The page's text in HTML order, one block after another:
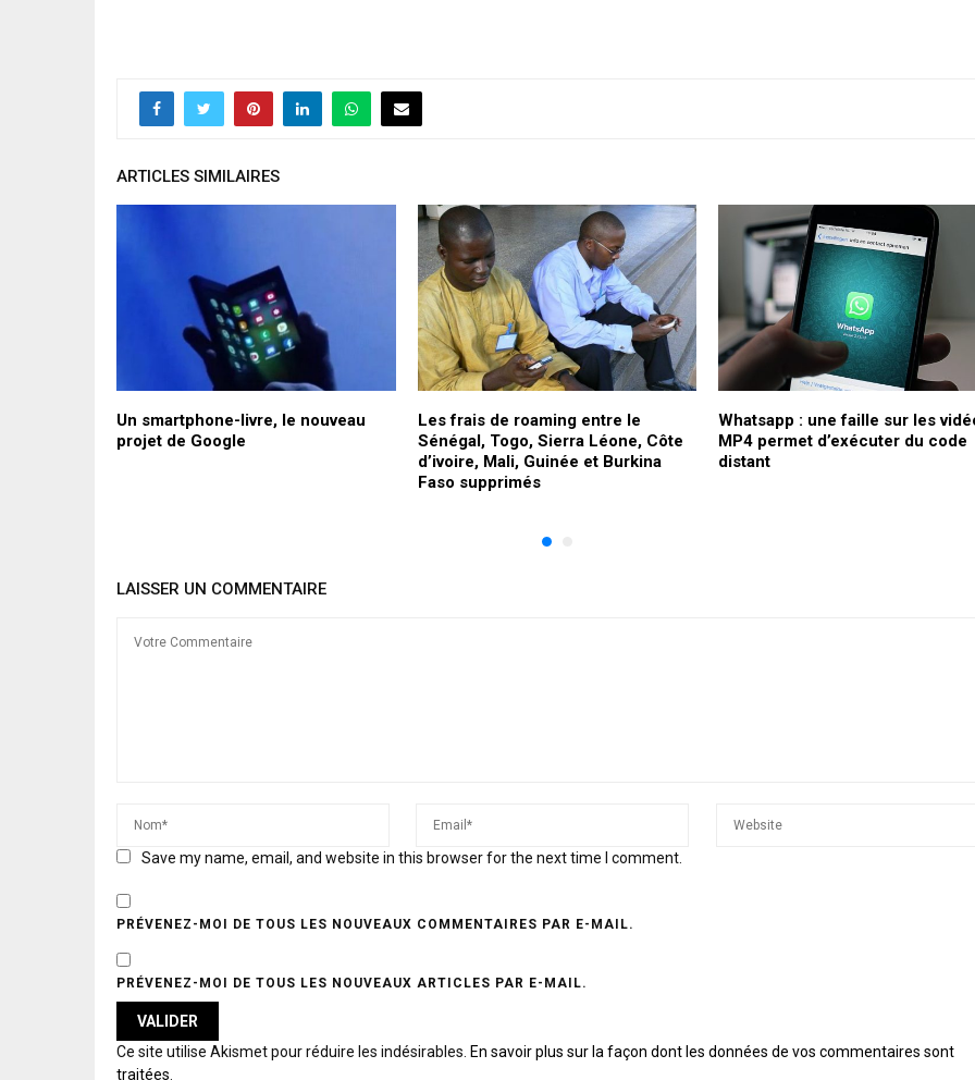
ARTICLES SIMILAIRES
Un smartphone-livre, le nouveau
projet de Google
Les frais de roaming entre le
Sénégal, Togo, Sierra Léone, Côte
d’ivoire, Mali, Guinée et Burkina
Faso supprimés
Whatsapp : une faille sur les
MP4 permet d’exécuter du code
distant
LAISSER UN COMMENTAIRE
Save my name, email, and website in this browser for the next time I comment.
PRÉVENEZ-MOI DE TOUS LES NOUVEAUX COMMENTAIRES PAR E-MAIL.
PRÉVENEZ-MOI DE TOUS LES NOUVEAUX ARTICLES PAR E-MAIL.
A
L
Ce site utilise Akismet pour réduire les indésirables. En savoir plus sur la façon dont les données de vos commentaires sont
traitées